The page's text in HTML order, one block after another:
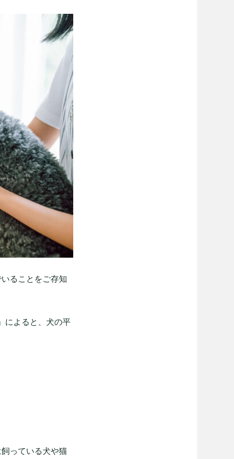
ることをご存知
」によると、犬の平
っている犬や猫